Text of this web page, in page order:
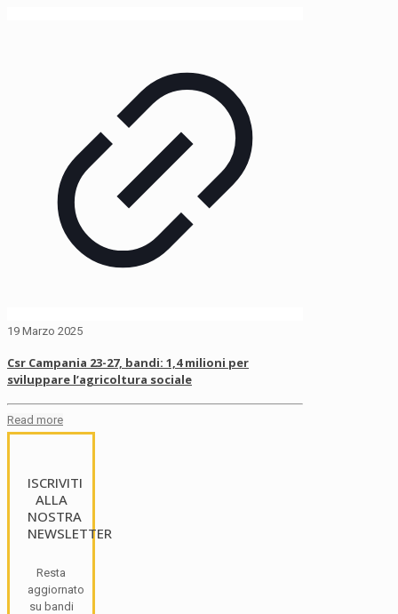
19 Marzo 2025
Csr Campania 23-27, bandi: 1,4 milioni per
sviluppare l’agricoltura sociale
Read more
ISCRIVITI
ALLA
NOSTRA
NEWSLETTER
Resta
aggiornato
su bandi